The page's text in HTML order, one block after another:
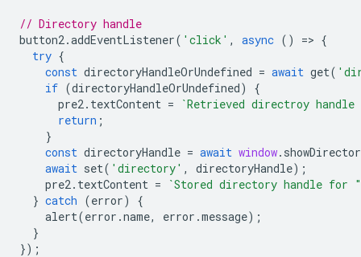
// Directory handle
button2.addEventListener( 'click' , async () => {
try {
const directoryHandleOrUndefined = await get(
if (directoryHandleOrUndefined)
{
pre2. textContent =
`Retrieved directroy
return ;
}
const directoryHandle = await window.
await set( 'directory' , directoryHandle);
pre2. textContent =
`Stored directory handle for "
} catch (error)
{
alert(error .name, error .message);
}
});